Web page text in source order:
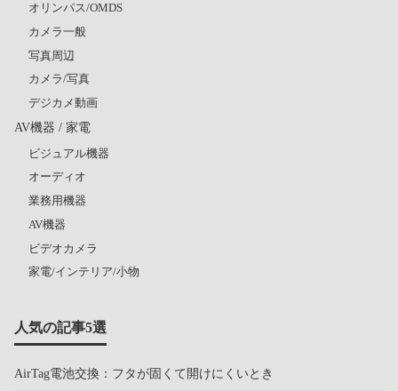
オリンパス/OMDS
カメラ一般
写真周辺
カメラ/写真
デジカメ動画
AV機器 / 家電
ビジュアル機器
オーディオ
業務用機器
AV機器
ビデオカメラ
家電/インテリア/小物
人気の記事5選
AirTag電池交換：フタが固くて開けにくいとき